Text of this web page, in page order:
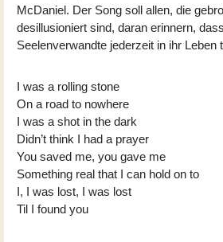
McDaniel. Der Song soll allen, die
desillusioniert sind, daran erinnern,
Seelenverwandte jederzeit in ihr Leben
I was a rolling stone
On a road to nowhere
I was a shot in the dark
Didn’t think I had a prayer
You saved me, you gave me
Something real that I can hold on to
I, I was lost, I was lost
Til I found you